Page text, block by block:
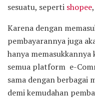
sesuatu, seperti shopee,
Karena dengan
pembayarannya juga
hanya memasukkannya
semua platform e-
sama dengan berbagai
demi kemudahan